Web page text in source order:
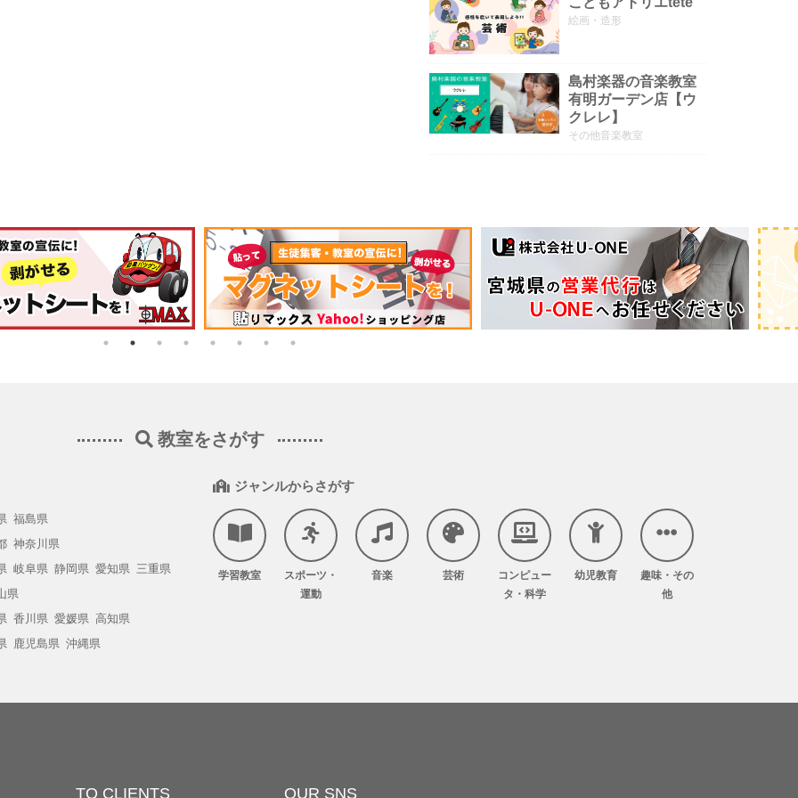
絵画・造形
島村楽器の音楽教室
有明ガーデン店【ウ
クレレ】
その他音楽教室
教室をさがす
福島県
神奈川県
岐阜県 静岡県 愛知県 三重県
県
香川県 愛媛県 高知県
鹿児島県 沖縄県
ジャンルからさがす
学習教室
スポーツ・
運動
音楽 芸術
コンピュー
タ・科学
幼児教育
趣味・その
他
TO CLIENTS OUR SNS